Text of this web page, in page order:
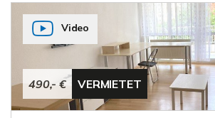
490,- € VERMIETET
Video